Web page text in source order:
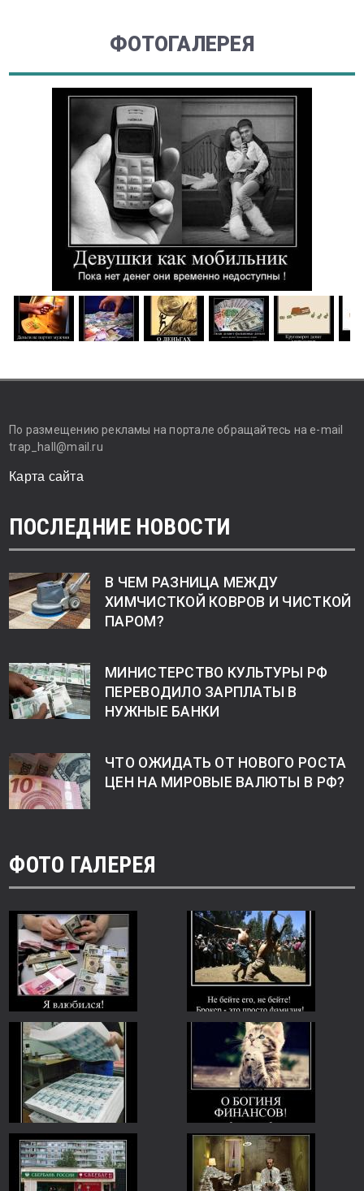
ФОТОГАЛЕРЕЯ
По размещению рекламы на портале обращайтесь на e-mail
trap_hall@mail.ru
Карта сайта
ПОСЛЕДНИЕ НОВОСТИ
В ЧЕМ РАЗНИЦА МЕЖДУ
ХИМЧИСТКОЙ КОВРОВ И ЧИСТКОЙ
ПАРОМ?
МИНИСТЕРСТВО КУЛЬТУРЫ РФ
ПЕРЕВОДИЛО ЗАРПЛАТЫ В
НУЖНЫЕ БАНКИ
ЧТО ОЖИДАТЬ ОТ НОВОГО РОСТА
ЦЕН НА МИРОВЫЕ ВАЛЮТЫ В РФ?
ФОТО ГАЛЕРЕЯ